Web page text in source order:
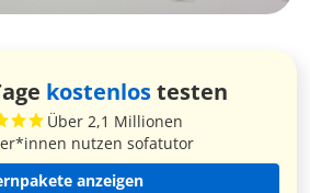
kostenlostesten
Über 2,1 Millionen
nutzen sofatutor
anzeigen